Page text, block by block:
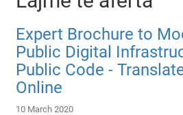
Expert Brochure to
Public Digital
Public Code -
Online
10 March 2020